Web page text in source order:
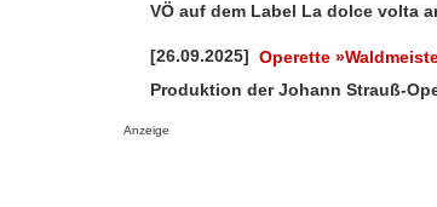
VÖ auf dem Label La dolce volta
[26.09.2025]
Operette
Produktion der Johann Strauß-
Anzeige